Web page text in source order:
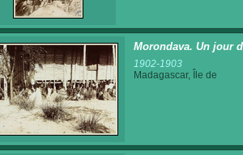
Morondava. Un jour
1902-1903
Madagascar, Île de